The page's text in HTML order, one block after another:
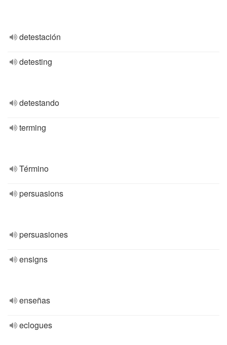
detestación
detesting
detestando
terming
Término
persuasions
persuasiones
ensigns
enseñas
eclogues